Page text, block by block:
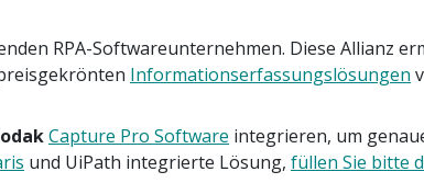
RPA-Softwareunternehmen. Diese Allianz
Informationserfassungslösungen
Capture Pro Software integrieren, um
und UiPath integrierte Lösung, füllen Sie bitte